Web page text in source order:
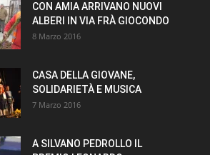
CON AMIA ARRIVANO NUOVI
ALBERI IN VIA FRÀ GIOCONDO
8 Marzo 2016
CASA DELLA GIOVANE,
SOLIDARIETÀ E MUSICA
7 Marzo 2016
A SILVANO PEDROLLO IL